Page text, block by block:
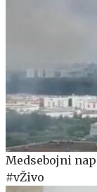
Medsebojni
#vŽivo